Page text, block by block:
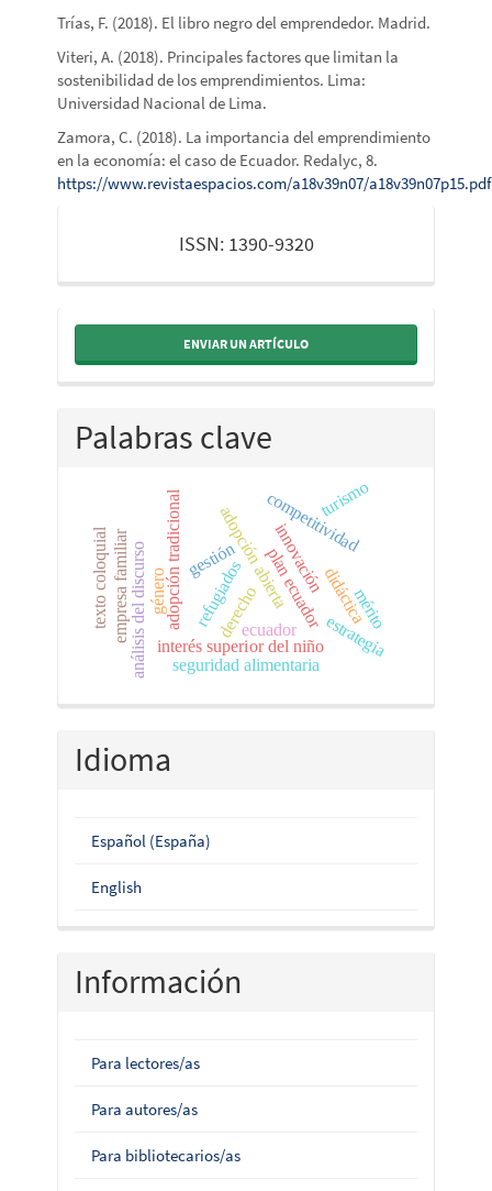
Trías, F. (2018). El libro negro del emprendedor. Madrid.
Viteri, A. (2018). Principales factores que limitan la
sostenibilidad de los emprendimientos. Lima:
Universidad Nacional de Lima.
Zamora, C. (2018). La importancia del emprendimiento
en la economía: el caso de Ecuador. Redalyc, 8.
https://www.revistaespacios.com/a18v39n07/a18v39n07p15.pdf
ISSN: 1390-9320
ENVIAR UN ARTÍCULO
Palabras clave
adopción tradicional adopción abierta
interés superior del niño
refugiados
seguridad alimentaria
plan ecuador
innovación
gestión
estrategia
competitividad
didáctica
análisis del discursogénero
empresa familiar
texto coloquial
turismo
derechoecuador mérito
Idioma
Español (España)
English
Información
Para lectores/as
Para autores/as
Para bibliotecarios/as